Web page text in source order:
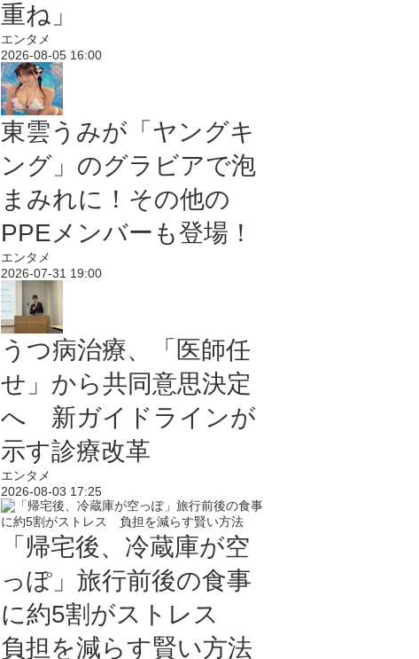
重ね」
エンタメ
2026-08-05 16:00
東雲うみが「ヤングキ
ング」のグラビアで泡
まみれに！その他の
PPEメンバーも登場！
エンタメ
2026-07-31 19:00
うつ病治療、「医師任
せ」から共同意思決定
へ 新ガイドラインが
示す診療改革
エンタメ
2026-08-03 17:25
「帰宅後、冷蔵庫が空
っぽ」旅行前後の食事
に約5割がストレス
負担を減らす賢い方法